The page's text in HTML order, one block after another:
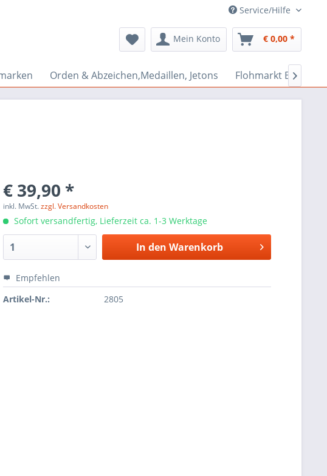
Service/Hilfe
Mein Konto € 0,00 *
Orden & Abzeichen,Medaillen, Jetons Flohmarkt Bazar

€ 39,90 *
inkl. MwSt.zzgl. Versandkosten
Sofort versandfertig, Lieferzeit ca. 1-3 Werktage
In den Warenkorb
Empfehlen
Artikel-Nr.:
2805